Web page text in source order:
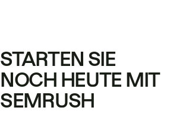
STARTEN SIE
NOCH HEUTE MIT
SEMRUSH